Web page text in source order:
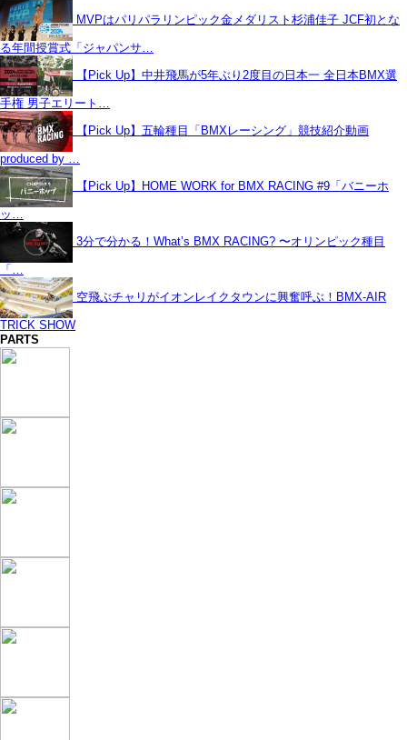
MVPはパリパラリンピック金メダリスト杉浦佳子 JCF初とな
る年間授賞式「ジャパンサ…
【Pick Up】中井飛馬が5年ぶり2度目の日本一 全日本BMX選
手権 男子エリート…
【Pick Up】五輪種目「BMXレーシング」競技紹介動画
produced by …
【Pick Up】HOME WORK for BMX RACING #9「バニーホ
ッ…
3分で分かる！What’s BMX RACING? 〜オリンピック種目
「…
空飛ぶチャリがイオンレイクタウンに興奮呼ぶ！BMX-AIR
TRICK SHOW
PARTS